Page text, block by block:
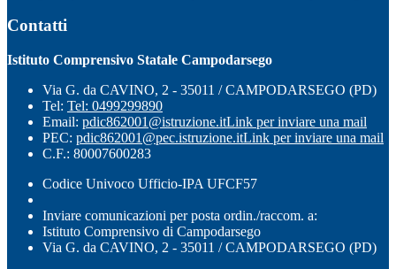
Contatti
Istituto Comprensivo Statale Campodarsego
Via G. da CAVINO, 2 - 35011 / CAMPODARSEGO (PD)
Tel: Tel: 0499299890
Email: pdic862001@istruzione.itLink per inviare una mail
PEC: pdic862001@pec.istruzione.itLink per inviare una mail
C.F.: 80007600283
Codice Univoco Ufficio-IPA UFCF57
Inviare comunicazioni per posta ordin./raccom. a:
Istituto Comprensivo di Campodarsego
Via G. da CAVINO, 2 - 35011 / CAMPODARSEGO (PD)